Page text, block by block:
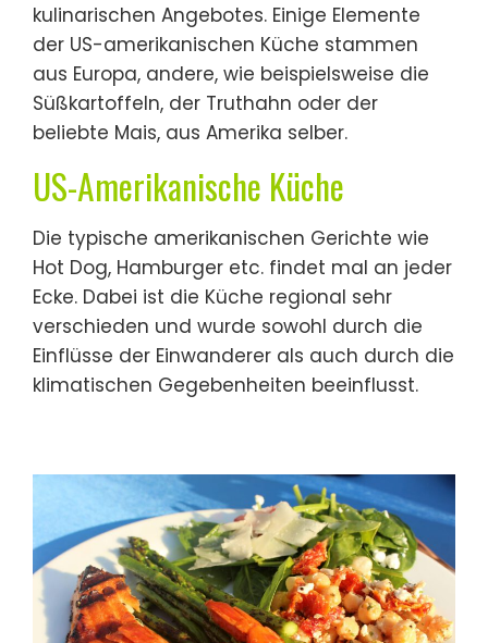
kulinarischen Angebotes. Einige Elemente
der US-amerikanischen Küche stammen
aus Europa, andere, wie beispielsweise die
Süßkartoffeln, der Truthahn oder der
beliebte Mais, aus Amerika selber.
US-Amerikanische Küche
Die typische amerikanischen Gerichte wie
Hot Dog, Hamburger etc. findet mal an jeder
Ecke. Dabei ist die Küche regional sehr
verschieden und wurde sowohl durch die
Einflüsse der Einwanderer als auch durch die
klimatischen Gegebenheiten beeinflusst.